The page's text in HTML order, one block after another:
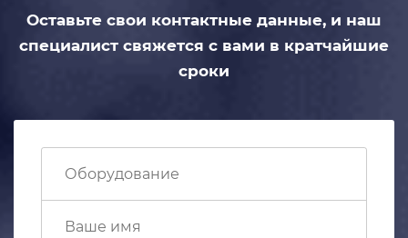
Оставьте свои контактные данные, и наш
специалист свяжется с вами в кратчайшие
сроки